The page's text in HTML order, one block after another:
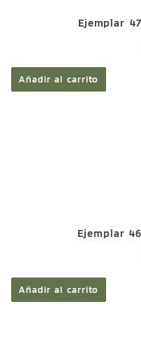
Ejemplar
Añadir al carrito
Ejemplar
Añadir al carrito